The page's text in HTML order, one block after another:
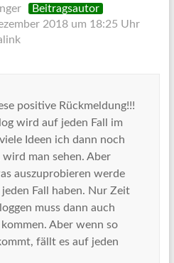
Beitragsautor
2018 um 18:25 Uhr
positive Rückmeldung!!!
wird auf jeden Fall im
Ideen ich dann noch
man sehen. Aber
auszuprobieren werde
Fall haben. Nur Zeit
muss dann auch
Aber wenn so
fällt es auf jeden